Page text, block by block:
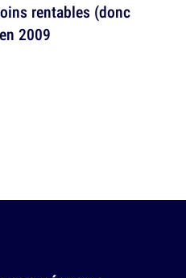
rentables (donc
2009